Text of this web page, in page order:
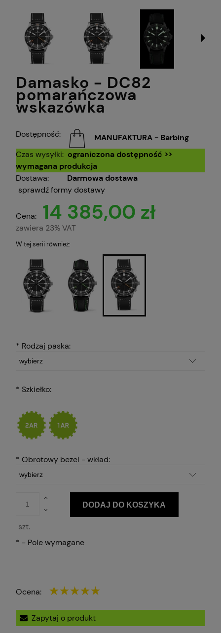
Damasko - DC82
pomarańczowa
wskazówka
Dostępność:
MANUFAKTURA - Barbing
Czas wysyłki: ograniczona dostępność >>
wymagana produkcja
Dostawa:
Darmowa dostawa
sprawdź formy dostawy
Cena: 14 385,00 zł
zawiera 23% VAT
W tej serii również:
* Rodzaj paska:
* Szkiełko:
* Obrotowy bezel - wkład:
szt.
DODAJ DO KOSZYKA
* - Pole wymagane
Ocena:
Zapytaj o produkt